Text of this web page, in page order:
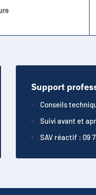
Support
Conseils
Suivi avant et
SAV réactif : 09